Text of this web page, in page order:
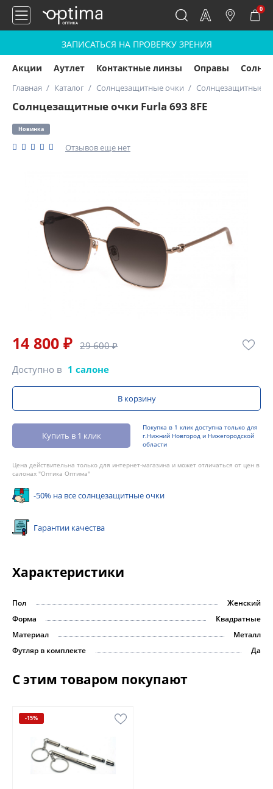
0
ЗАПИСАТЬСЯ НА ПРОВЕРКУ ЗРЕНИЯ
Акции Аутлет Контактные линзы Оправы
Главная Каталог Солнцезащитные очки Солнцезащитные
Солнцезащитные очки Furla 693 8FE
Новинка
Отзывов еще нет
14 800 ₽ 29 600 ₽
Доступно в 1 салоне
В корзину
Купить в 1 клик
Покупка в 1 клик доступна только для
г.Нижний Новгород и Нижегородской
области
Цена действительна только для интернет-магазина и может отличаться от цен в
салонах "Оптика Оптима"
-50% на все солнцезащитные очки
Гарантии качества
Характеристики
Пол
Женский
Форма
Квадратные
Материал
Металл
Футляр в комплекте
Да
С этим товаром покупают
-15%